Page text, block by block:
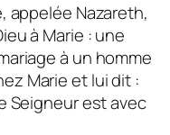
appelée Nazareth,
à Marie : une
à un homme
Marie et lui dit :
Seigneur est avec